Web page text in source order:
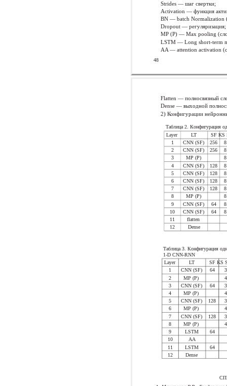
Strides — шаг свертки;
Activation — функция
BN — batch Normalization
Dropout — регуляризация;
MP (P) — Max pooling
LSTM — Long short-term
AA — attention activation
48
Flatten — полносвязный
Dense — выходной
2) Конфигурации
Таблица 2. Конфигурация
Layer
LT
SF KS
1
CNN (SF) 256
8
2
CNN (SF) 256
8
3
MP (P)
8
4
CNN (SF) 128
8
5
CNN (SF) 128
8
6
CNN (SF) 128
8
7
CNN (SF) 128
8
8
MP (P)
8
9
CNN (SF) 64
8
10
CNN (SF) 64
8
11
flatten
12
Dense
Таблица 3. Конфигурация
1-D CNN-RNN
Layer
LT
SF KS
1
CNN (SF) 64
3
2
MP (P)
4
3
CNN (SF) 64
3
4
MP (P)
4
5
CNN (SF) 128
3
6
MP (P)
4
7
CNN (SF) 128
3
8
MP (P)
4
9
LSTM
64
10
AA
11
LSTM
64
12
Dense